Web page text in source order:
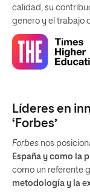
calidad, su
genero y el trabajo
Líderes en
‘Forbes’
Forbes nos
España y como la
como un referente
metodología y la